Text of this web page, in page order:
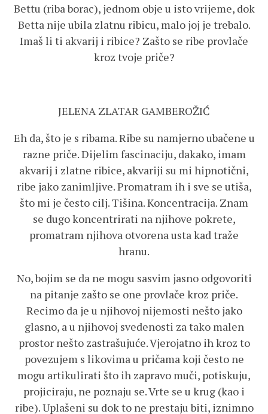
Bettu (riba borac), jednom obje u isto vrijeme, dok
Betta nije ubila zlatnu ribicu, malo joj je trebalo.
Imaš li ti akvarij i ribice? Zašto se ribe provlače
kroz tvoje priče?
JELENA ZLATAR GAMBEROŽIĆ
Eh da, što je s ribama. Ribe su namjerno ubačene u
razne priče. Dijelim fascinaciju, dakako, imam
akvarij i zlatne ribice, akvariji su mi hipnotični,
ribe jako zanimljive. Promatram ih i sve se utiša,
što mi je često cilj. Tišina. Koncentracija. Znam
se dugo koncentrirati na njihove pokrete,
promatram njihova otvorena usta kad traže
hranu.
No, bojim se da ne mogu sasvim jasno odgovoriti
na pitanje zašto se one provlače kroz priče.
Recimo da je u njihovoj nijemosti nešto jako
glasno, a u njihovoj svedenosti za tako malen
prostor nešto zastrašujuće. Vjerojatno ih kroz to
povezujem s likovima u pričama koji često ne
mogu artikulirati što ih zapravo muči, potiskuju,
projiciraju, ne poznaju se. Vrte se u krug (kao i
ribe). Uplašeni su dok to ne prestaju biti, iznimno